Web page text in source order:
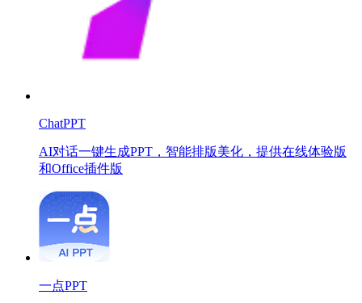
ChatPPT
AI对话一键生成PPT，智能排版美化，提供在线体验版
和Office插件版
一点PPT